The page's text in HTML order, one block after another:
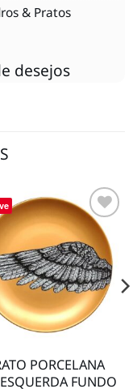
& Pratos
desejos
Adicionar
à lista de
desejos
PORCELANA
FUNDO